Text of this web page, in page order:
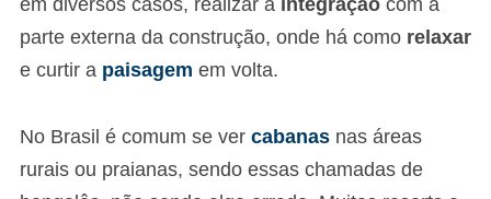
parte externa da construção, onde há como relaxar
e curtir a paisagem em volta.
No Brasil é comum se ver cabanas nas áreas
rurais ou praianas, sendo essas chamadas de